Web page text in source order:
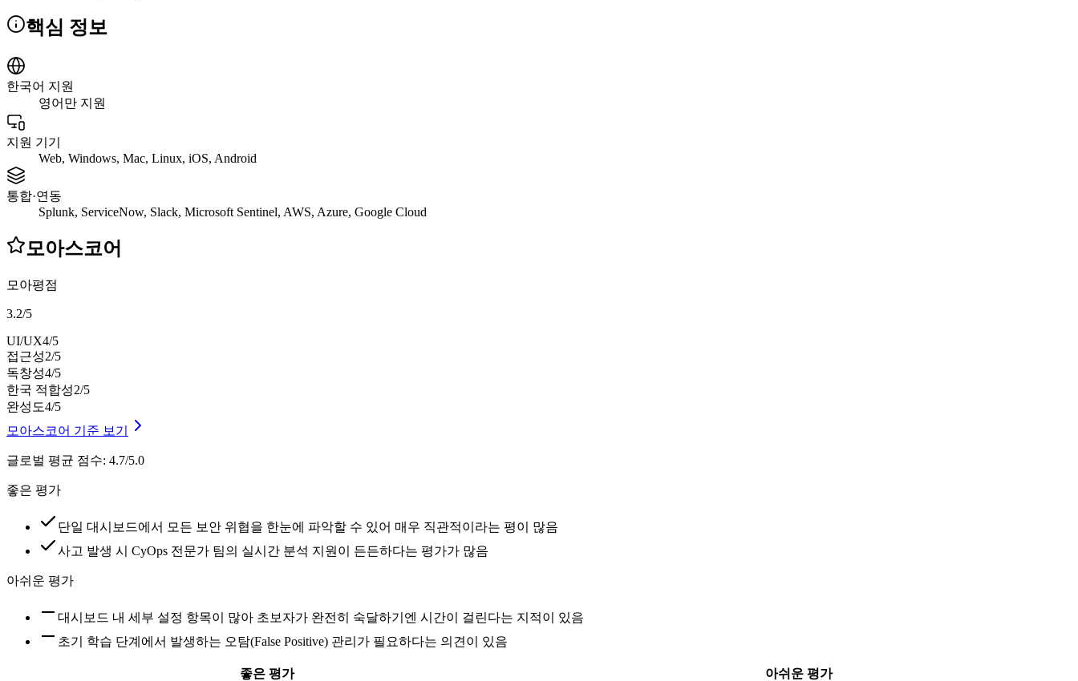
핵심 정보
한국어 지원
영어만 지원
지원 기기
Web, Windows, Mac, Linux, iOS, Android
통합·연동
Splunk, ServiceNow, Slack, Microsoft Sentinel, AWS, Azure, Google Cloud
모아스코어
모아평점
3.2/5
UI/UX4/5
접근성2/5
독창성4/5
한국 적합성2/5
완성도4/5
모아스코어 기준 보기
글로벌 평균 점수: 4.7/5.0
좋은 평가
단일 대시보드에서 모든 보안 위협을 한눈에 파악할 수 있어 매우 직관적이라는 평이 많음
사고 발생 시 CyOps 전문가 팀의 실시간 분석 지원이 든든하다는 평가가 많음
아쉬운 평가
대시보드 내 세부 설정 항목이 많아 초보자가 완전히 숙달하기엔 시간이 걸린다는 지적이 있음
초기 학습 단계에서 발생하는 오탐(False Positive) 관리가 필요하다는 의견이 있음
좋은 평가
아쉬운 평가